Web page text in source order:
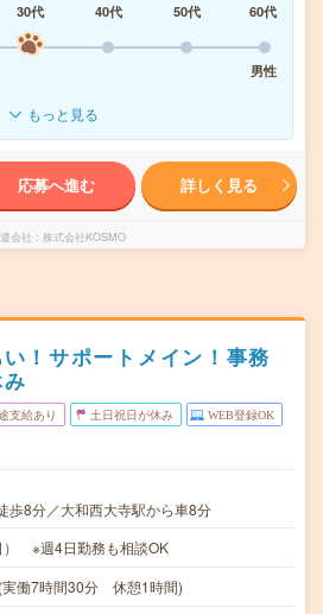
30代 40代 50代
60代
男性
もっと見る
応募へ進む 詳しく見る
会社 株式会社KOSMO
！サポートメイン！事務
支給あり 土日祝日が休み WEB登録OK
歩8分／大和西大寺駅から車8分
） ※週4日勤務も相談OK
働7時間30分 休憩1時間)